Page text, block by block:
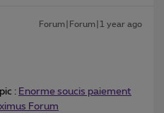
Forum|Forum|1 year ago
: Enorme soucis paiement
Forum